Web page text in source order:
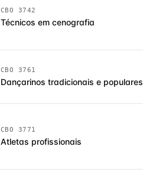
CBO 3742
Técnicos em cenografia
CBO 3761
Dançarinos tradicionais e populares
CBO 3771
Atletas profissionais